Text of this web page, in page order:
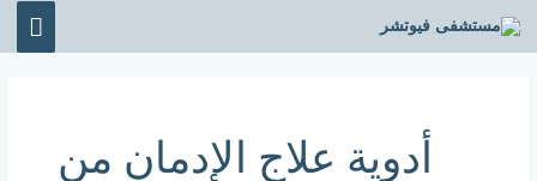
تخطي
إلى
أدوية علاج الإدمان من